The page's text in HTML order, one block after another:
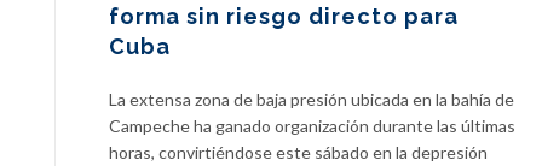
forma sin riesgo directo para
Cuba
La extensa zona de baja presión ubicada en la bahía de
Campeche ha ganado organización durante las últimas
horas, convirtiéndose este sábado en la depresión